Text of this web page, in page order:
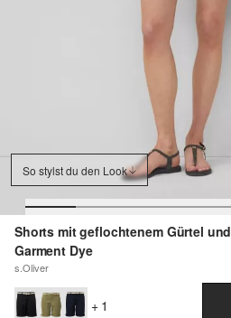
So stylst du den Look
Shorts mit geflochtenem Gürtel und
Garment Dye
s.Oliver
+ 1